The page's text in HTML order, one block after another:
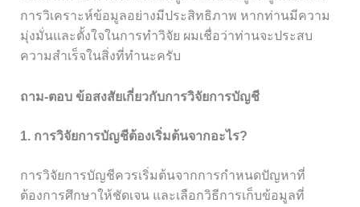
การวิเคราะห์ข้อมูลอย่างมีประสิทธิภาพ หากท่านมีความ
มุ่งมั่นและตั้งใจในการทำวิจัย ผมเชื่อว่าท่านจะประสบ
ความสำเร็จในสิ่งที่ทำนะครับ
ถาม-ตอบ ข้อสงสัยเกี่ยวกับการวิจัยการบัญชี
1. การวิจัยการบัญชีต้องเริ่มต้นจากอะไร?
การวิจัยการบัญชีควรเริ่มต้นจากการกำหนดปัญหาที่
ต้องการศึกษาให้ชัดเจน และเลือกวิธีการเก็บข้อมูลที่